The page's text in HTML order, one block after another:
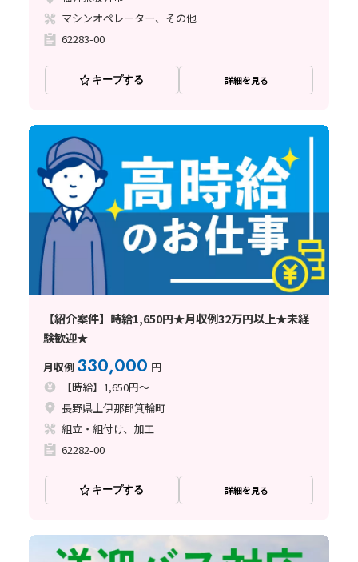
マシンオペレーター、その他
62283-00
キープする 詳細を見る
【紹介案件】時給1,650円★月収例32万円以上★未経
験歓迎★
月収例 330,000 円
【時給】1,650円～
長野県上伊那郡箕輪町
組立・組付け、加工
62282-00
キープする 詳細を見る